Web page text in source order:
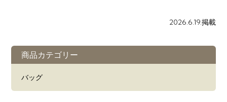
2026.6.19.掲載
商品カテゴリー
バッグ